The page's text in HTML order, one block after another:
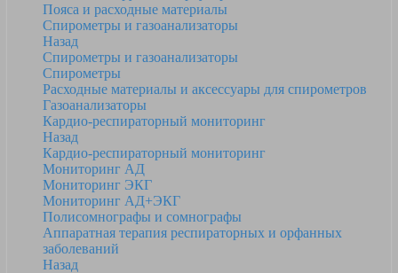
Пояса и расходные материалы
Спирометры и газоанализаторы
Назад
Спирометры и газоанализаторы
Спирометры
Расходные материалы и аксессуары для спирометров
Газоанализаторы
Кардио-респираторный мониторинг
Назад
Кардио-респираторный мониторинг
Мониторинг АД
Мониторинг ЭКГ
Мониторинг АД+ЭКГ
Полисомнографы и сомнографы
Аппаратная терапия респираторных и орфанных
заболеваний
Назад